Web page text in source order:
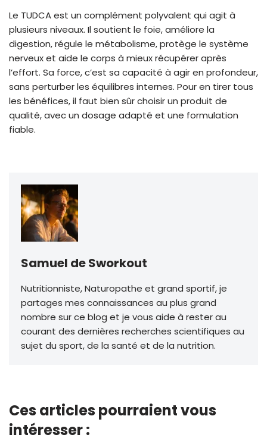
Le TUDCA est un complément polyvalent qui agit à
plusieurs niveaux. Il soutient le foie, améliore la
digestion, régule le métabolisme, protège le système
nerveux et aide le corps à mieux récupérer après
l’effort. Sa force, c’est sa capacité à agir en profondeur,
sans perturber les équilibres internes. Pour en tirer tous
les bénéfices, il faut bien sûr choisir un produit de
qualité, avec un dosage adapté et une formulation
fiable.
Samuel de Sworkout
Nutritionniste, Naturopathe et grand sportif, je
partages mes connaissances au plus grand
nombre sur ce blog et je vous aide à rester au
courant des dernières recherches scientifiques au
sujet du sport, de la santé et de la nutrition.
Ces articles pourraient vous
intéresser :